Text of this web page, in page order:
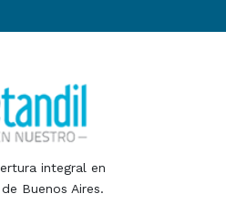
integral en
Buenos Aires.